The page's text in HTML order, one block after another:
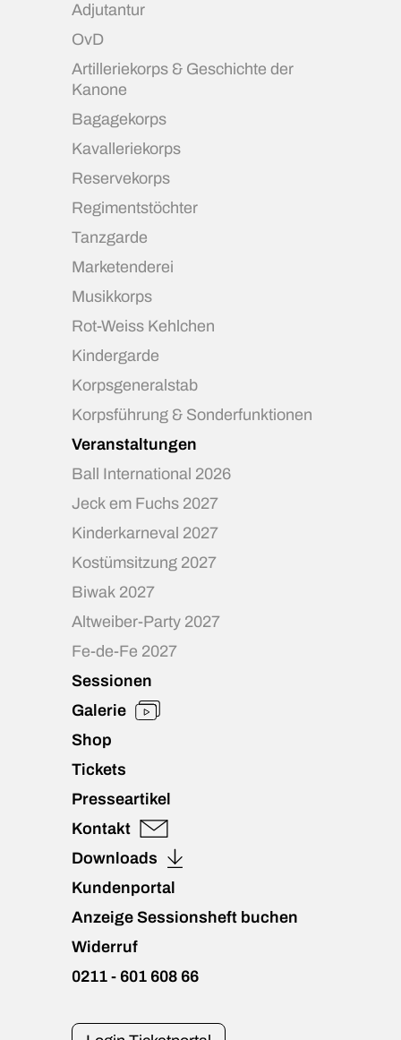
Adjutantur
OvD
Artilleriekorps & Geschichte der
Kanone
Bagagekorps
Kavalleriekorps
Reservekorps
Regimentstöchter
Tanzgarde
Marketenderei
Musikkorps
Rot-Weiss Kehlchen
Kindergarde
Korpsgeneralstab
Korpsführung & Sonderfunktionen
Veranstaltungen
Ball International 2026
Jeck em Fuchs 2027
Kinderkarneval 2027
Kostümsitzung 2027
Biwak 2027
Altweiber-Party 2027
Fe-de-Fe 2027
Sessionen
Galerie
Shop
Tickets
Presseartikel
Kontakt
Downloads
Kundenportal
Anzeige Sessionsheft buchen
Widerruf
0211 - 601 608 66